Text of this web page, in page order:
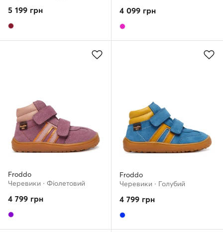
5 199 грн 4 099 грн
Froddo
Черевики · Фіолетовий
4 799 грн
Froddo
Черевики · Голубий
4 799 грн